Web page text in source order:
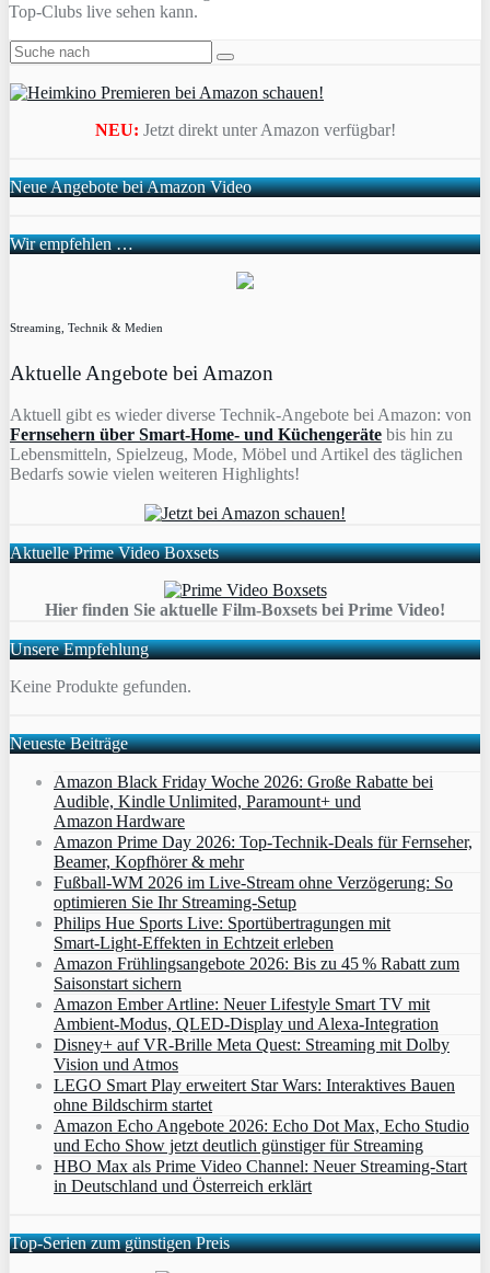
Top-Clubs live sehen kann.
NEU: Jetzt direkt unter Amazon verfügbar!
Neue Angebote bei Amazon Video
Wir empfehlen …
Streaming, Technik & Medien
Aktuelle Angebote bei Amazon
Aktuell gibt es wieder diverse Technik-Angebote bei Amazon: von
Fernsehern über Smart-Home- und Küchengeräte bis hin zu
Lebensmitteln, Spielzeug, Mode, Möbel und Artikel des täglichen
Bedarfs sowie vielen weiteren Highlights!
Aktuelle Prime Video Boxsets
Hier finden Sie aktuelle Film-Boxsets bei Prime Video!
Unsere Empfehlung
Keine Produkte gefunden.
Neueste Beiträge
Amazon Black Friday Woche 2026: Große Rabatte bei
Audible, Kindle Unlimited, Paramount+ und
Amazon Hardware
Amazon Prime Day 2026: Top-Technik-Deals für Fernseher,
Beamer, Kopfhörer & mehr
Fußball-WM 2026 im Live-Stream ohne Verzögerung: So
optimieren Sie Ihr Streaming-Setup
Philips Hue Sports Live: Sportübertragungen mit
Smart‑Light‑Effekten in Echtzeit erleben
Amazon Frühlingsangebote 2026: Bis zu 45 % Rabatt zum
Saisonstart sichern
Amazon Ember Artline: Neuer Lifestyle Smart TV mit
Ambient‑Modus, QLED‑Display und Alexa‑Integration
Disney+ auf VR-Brille Meta Quest: Streaming mit Dolby
Vision und Atmos
LEGO Smart Play erweitert Star Wars: Interaktives Bauen
ohne Bildschirm startet
Amazon Echo Angebote 2026: Echo Dot Max, Echo Studio
und Echo Show jetzt deutlich günstiger für Streaming
HBO Max als Prime Video Channel: Neuer Streaming‑Start
in Deutschland und Österreich erklärt
Top-Serien zum günstigen Preis